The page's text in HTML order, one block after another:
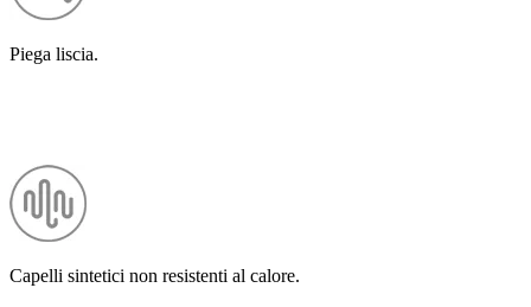
Piega liscia.
Capelli sintetici non resistenti al calore.